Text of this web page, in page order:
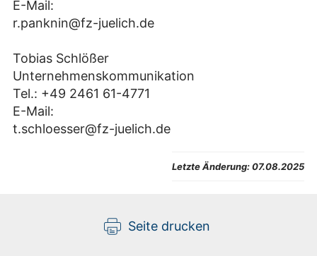
E-Mail:
r.panknin@fz-juelich.de
Tobias Schlößer
Unternehmenskommunikation
Tel.: +49 2461 61-4771
E-Mail:
t.schloesser@fz-juelich.de
Letzte Änderung:07.08.2025
Seite drucken